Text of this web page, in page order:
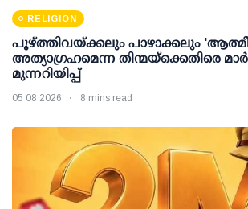
RELIGION
പൂഴ്ത്തിവയ്ക്കലും പാഴാക്കലും
അത്യാഗ്രഹമെന്ന തിന്മയ്ക്കെതിരെ
മുന്നറിയിപ്പ്
05 08 2026 8 mins read